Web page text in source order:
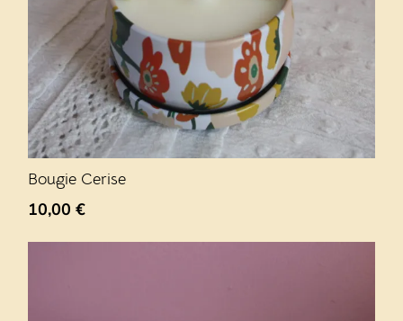
Bougie Cerise
10,00€